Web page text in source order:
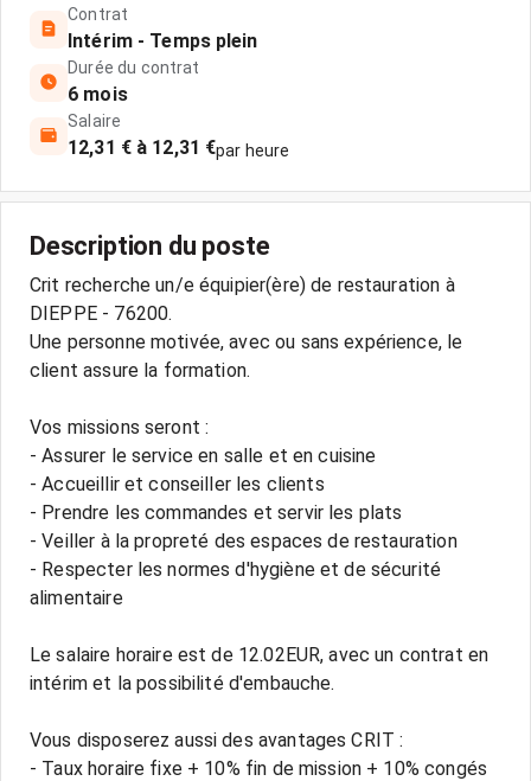
Contrat
Intérim - Temps plein
Durée du contrat
6 mois
Salaire
12,31 € à 12,31 €par heure
Description du poste
Crit recherche un/e équipier(ère) de restauration à
DIEPPE - 76200.
Une personne motivée, avec ou sans expérience, le
client assure la formation.
Vos missions seront :
- Assurer le service en salle et en cuisine
- Accueillir et conseiller les clients
- Prendre les commandes et servir les plats
- Veiller à la propreté des espaces de restauration
- Respecter les normes d'hygiène et de sécurité
alimentaire
Le salaire horaire est de 12.02EUR, avec un contrat en
intérim et la possibilité d'embauche.
Vous disposerez aussi des avantages CRIT :
- Taux horaire fixe + 10% fin de mission + 10% congés